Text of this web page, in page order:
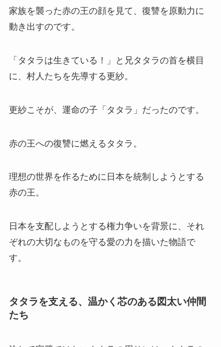
家族を襲った赤の王の顔を見て、復讐を原動力に
動き出すのです。
「タタラは生きている！」と兄タタラの首を横目
に、村人たちを先導する更紗。
更紗こそが、運命の子「タタラ」だったのです。
赤の王への復讐に燃えるタタラ。
理想の世界を作るために日本を統制しようとする
赤の王。
日本を支配しようとする権力争いを背景に、それ
ぞれの大切なものを守る愛の力を描いた物語で
す。
タタラを支える、温かく芯のある図太い仲間
たち